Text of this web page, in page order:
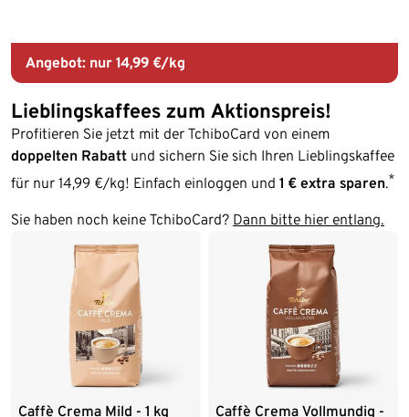
Angebot: nur 14,99 €/kg
Lieblingskaffees zum Aktionspreis!
Profitieren Sie jetzt mit der TchiboCard von einem
doppelten Rabatt und sichern Sie sich Ihren Lieblingskaffee
für nur 14,99 €/kg! Einfach einloggen und 1 € extra sparen.*
Sie haben noch keine TchiboCard? Dann bitte hier entlang.
Caffè Crema Mild - 1 kg
Caffè Crema Vollmundig -